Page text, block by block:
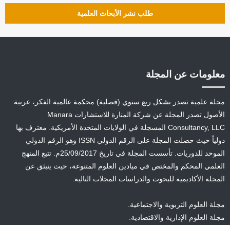
طلب نشر الأبحاث العلمية
معلومات عن المجلة
مجلة علمية تصدر بشكل ربع سنوي (فصلية) محكمة عالمية الفكر، عربية
الأصول تصدر المجلة عن شركة المنارة للاستشارات Manara
Consultancy, LLC المسجلة في الولايات المتحدة الأمريكية. معترف بها
دولياً حيث حصلت المجلة على الرقم الدولي ISSN وهو الرقم الدولي
الموحد للدوريات. تأسست المجلة في تاريخ 25/09/2017م. تتبع المنهج
العلمي المحكم والمختص في ميادين العلوم المتنوعة، حيث ينبثق عن
المجلة الأكاديمية للبحوث والدراسات المجلات التالية:
مجلة العلوم التربوية والاجتماعية.
مجلة العلوم الإدارية والاقتصادية.